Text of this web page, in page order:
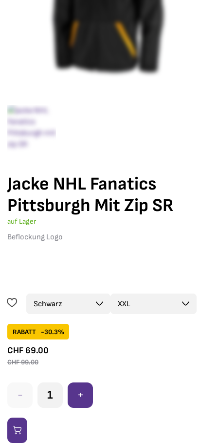
Jacke NHL Fanatics
Pittsburgh Mit Zip SR
auf Lager
Beflockung Logo
RABATT -30.3%
CHF 69.00
CHF99.00
- +